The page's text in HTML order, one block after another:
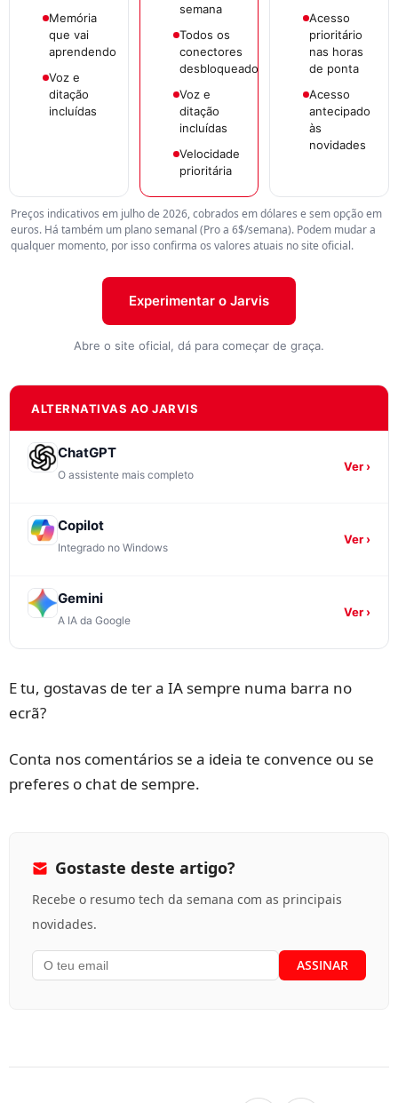
Memória
que vai
aprendendo
Voz e
ditação
incluídas
semana
Todos os
conectores
desbloqueados
Voz e
ditação
incluídas
Velocidade
prioritária
Acesso
prioritário
nas horas
de ponta
Acesso
antecipado
às
novidades
Preços indicativos em julho de 2026, cobrados em dólares e sem opção em
euros. Há também um plano semanal (Pro a 6$/semana). Podem mudar a
qualquer momento, por isso confirma os valores atuais no site oficial.
Experimentar o Jarvis
Abre o site oficial, dá para começar de graça.
ALTERNATIVAS AO JARVIS
ChatGPT
O assistente mais completo
Ver ›
Copilot
Integrado no Windows
Ver ›
Gemini
A IA da Google
Ver ›
E tu, gostavas de ter a IA sempre numa barra no
ecrã?
Conta nos comentários se a ideia te convence ou se
preferes o chat de sempre.
Gostaste deste artigo?
Recebe o resumo tech da semana com as principais
novidades.